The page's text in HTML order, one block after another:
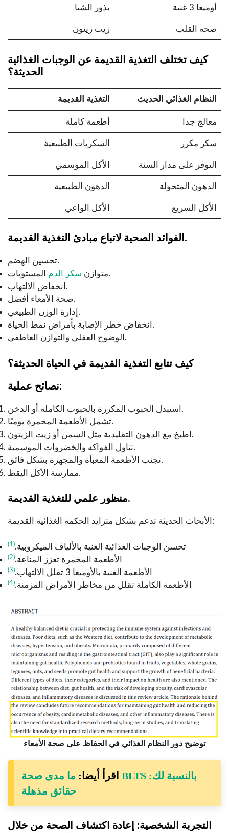
بذور الشيا أوميغا 3 غنية
زيت زيتون صحة القلب
كيف تختلف التغذية القديمة عن الوجبات الغذائية
الحديثة؟
التغذية القديمة النظام الغذائي الحديث
أطعمة كاملة معالج جدا
السكريات الطبيعية سكر مكرر
الأكل الموسمي التوفر على مدار السنة
الدهون الطبيعية الدهون المتحولة
الأكل الواعي الأكل السريع
الفوائد الصحية لاتباع مبادئ التغذية القديمة.
تحسين الهضم.
متوازن سكر الدم
المستويات.
انخفاض الالتهاب.
صحة الأمعاء أفضل.
إدارة الوزن الطبيعي.
انخفاض خطر الإصابة بأمراض نمط الحياة.
الوضوح العقلي والتوازن العاطفي.
كيف تتابع التغذية القديمة في الحياة الحديثة؟
نصائح عملية:
استبدل الحبوب المكررة بالحبوب الكاملة أو الدخن.
تشمل الأطعمة المخمرة يوميًا.
اطبخ مع الدهون التقليدية مثل السمن أو زيت الزيتون.
تناول الفواكه والخضروات الموسمية.
تجنب الأطعمة المعبأة والمجهزة بشكل فائق.
ممارسة الأكل اليقظ.
منظور علمي للتغذية القديمة.
الأبحاث الحديثة تدعم بشكل متزايد الحكمة الغذائية القديمة:
تحسن الوجبات الغذائية الغنية بالألياف الميكروبية.(1)
الأطعمة المخمرة تعزز المناعة.(2)
الأطعمة الغنية بالأوميغا 3 تقلل الالتهاب. (3)
الأطعمة الكاملة تقلل من مخاطر الأمراض المزمنة.(4)
توضيح دور النظام الغذائي في الحفاظ على صحة الأمعاء
اقرأ أيضا: ما مدى صحة BLTS بالنسبة لك:
حقائق مذهلة
التجربة الشخصية: إعادة اكتشاف الصحة من خلال